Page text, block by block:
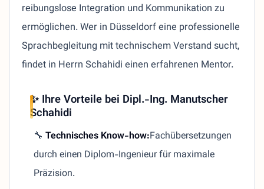
reibungslose Integration und Kommunikation zu
ermöglichen. Wer in Düsseldorf eine professionelle
Sprachbegleitung mit technischem Verstand sucht,
findet in Herrn Schahidi einen erfahrenen Mentor.
✨ Ihre Vorteile bei Dipl.-Ing. Manutscher
Schahidi
🔧 Technisches Know-how:Fachübersetzungen
durch einen Diplom-Ingenieur für maximale
Präzision.